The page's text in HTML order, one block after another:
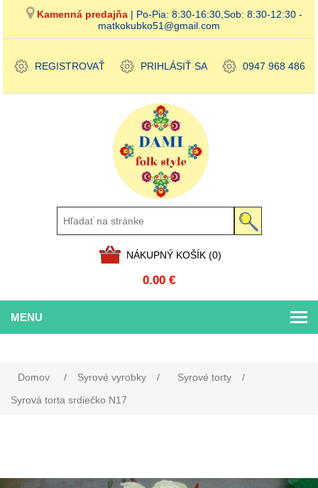
Kamenná predajňa | Po-Pia: 8:30-16:30,Sob: 8:30-12:30 -
matkokubko51@gmail.com
REGISTROVAŤ PRIHLÁSIŤ SA 0947 968 486
NÁKUPNÝ KOŠÍK (0)
0.00 €
MENU
Domov / Syrové vyrobky / Syrové torty
/
Syrová torta srdiečko N17